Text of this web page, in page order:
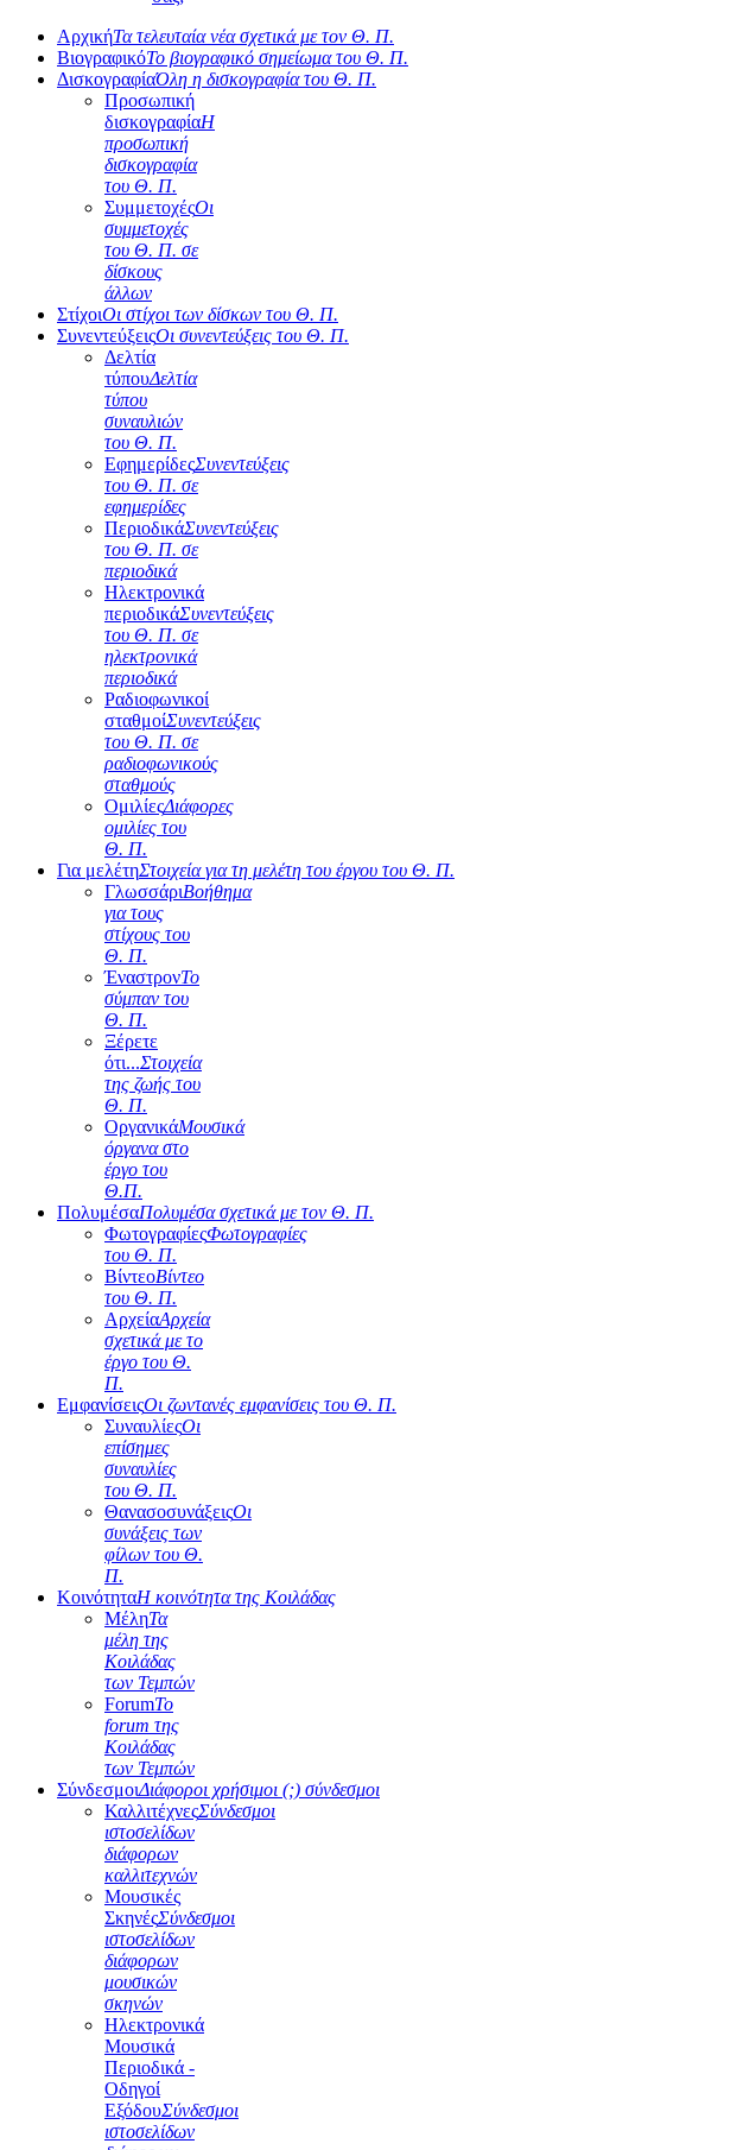
ΑρχικήΤα τελευταία νέα σχετικά με τον Θ. Π.
ΒιογραφικόΤο βιογραφικό σημείωμα του Θ. Π.
ΔισκογραφίαΌλη η δισκογραφία του Θ. Π.
Προσωπική
δισκογραφίαΗ
προσωπική
δισκογραφία
του Θ. Π.
ΣυμμετοχέςΟι
συμμετοχές
του Θ. Π. σε
δίσκους
άλλων
ΣτίχοιΟι στίχοι των δίσκων του Θ. Π.
ΣυνεντεύξειςΟι συνεντεύξεις του Θ. Π.
Δελτία
τύπουΔελτία
τύπου
συναυλιών
του Θ. Π.
ΕφημερίδεςΣυνεντεύξεις
του Θ. Π. σε
εφημερίδες
ΠεριοδικάΣυνεντεύξεις
του Θ. Π. σε
περιοδικά
Ηλεκτρονικά
περιοδικάΣυνεντεύξεις
του Θ. Π. σε
ηλεκτρονικά
περιοδικά
Ραδιοφωνικοί
σταθμοίΣυνεντεύξεις
του Θ. Π. σε
ραδιοφωνικούς
σταθμούς
ΟμιλίεςΔιάφορες
ομιλίες του
Θ. Π.
Για μελέτηΣτοιχεία για τη μελέτη του έργου του Θ. Π.
ΓλωσσάριΒοήθημα
για τους
στίχους του
Θ. Π.
ΈναστρονΤο
σύμπαν του
Θ. Π.
Ξέρετε
ότι...Στοιχεία
της ζωής του
Θ. Π.
ΟργανικάΜουσικά
όργανα στο
έργο του
Θ.Π.
ΠολυμέσαΠολυμέσα σχετικά με τον Θ. Π.
ΦωτογραφίεςΦωτογραφίες
του Θ. Π.
ΒίντεοΒίντεο
του Θ. Π.
ΑρχείαΑρχεία
σχετικά με το
έργο του Θ.
Π.
ΕμφανίσειςΟι ζωντανές εμφανίσεις του Θ. Π.
ΣυναυλίεςΟι
επίσημες
συναυλίες
του Θ. Π.
ΘανασοσυνάξειςΟι
συνάξεις των
φίλων του Θ.
Π.
ΚοινότηταΗ κοινότητα της Κοιλάδας
ΜέληΤα
μέλη της
Κοιλάδας
των Τεμπών
ForumΤο
forum της
Κοιλάδας
των Τεμπών
ΣύνδεσμοιΔιάφοροι χρήσιμοι (;) σύνδεσμοι
ΚαλλιτέχνεςΣύνδεσμοι
ιστοσελίδων
διάφορων
καλλιτεχνών
Μουσικές
ΣκηνέςΣύνδεσμοι
ιστοσελίδων
διάφορων
μουσικών
σκηνών
Ηλεκτρονικά
Μουσικά
Περιοδικά -
Οδηγοί
ΕξόδουΣύνδεσμοι
ιστοσελίδων